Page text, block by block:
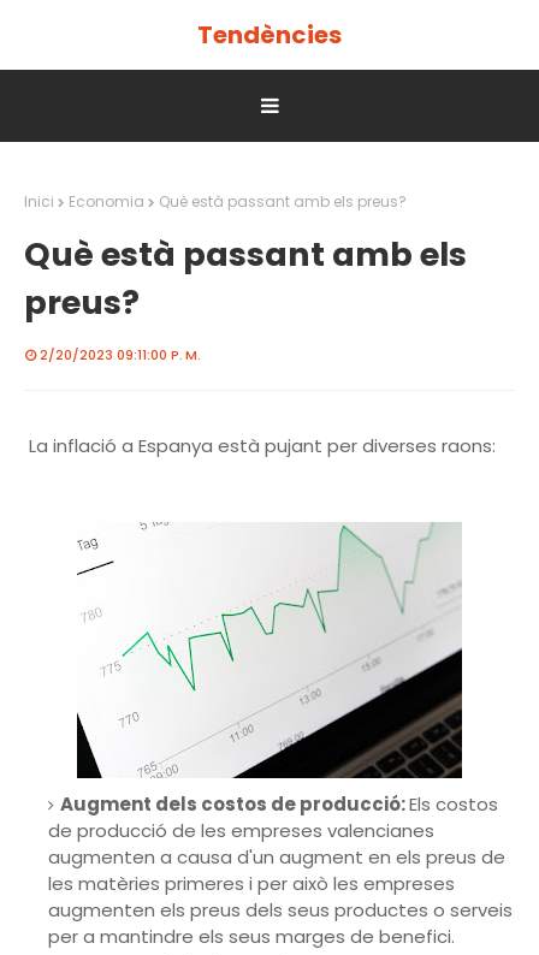
Tendències
Inici Economia Què està passant amb els preus?
Què està passant amb els
preus?
2/20/2023 09:11:00 P. M.
La inflació a Espanya està pujant per diverses raons:
Augment dels costos de producció:Els costos
de producció de les empreses valencianes
augmenten a causa d'un augment en els preus de
les matèries primeres i per això les empreses
augmenten els preus dels seus productes o serveis
per a mantindre els seus marges de benefici.